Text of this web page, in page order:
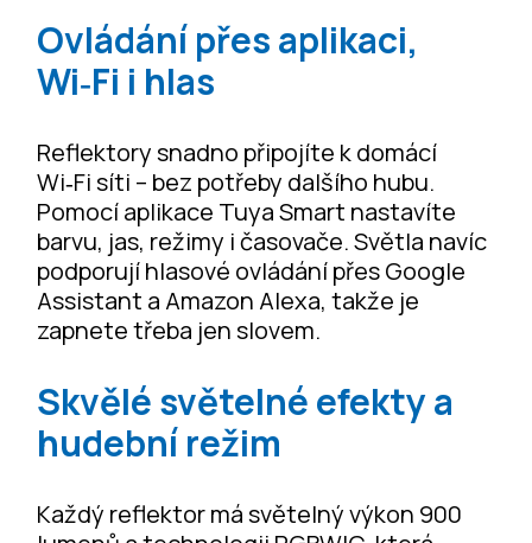
Ovládání přes aplikaci,
Wi‑Fi i hlas
Reflektory snadno připojíte k domácí
Wi‑Fi síti – bez potřeby dalšího hubu.
Pomocí aplikace Tuya Smart nastavíte
barvu, jas, režimy i časovače. Světla navíc
podporují hlasové ovládání přes Google
Assistant a Amazon Alexa, takže je
zapnete třeba jen slovem.
Skvělé světelné efekty a
hudební režim
Každý reflektor má světelný výkon 900